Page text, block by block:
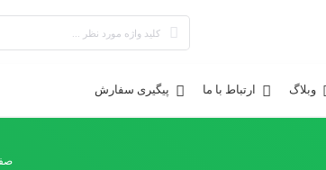
وبلاگ ارتباط با ما پیگیری سفارش